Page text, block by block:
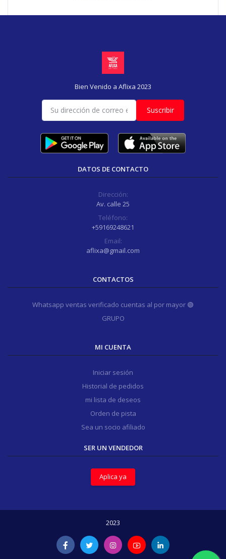
Bien Venido a Aflixa 2023
Suscribir
DATOS DE CONTACTO
Dirección:
Av. calle 25
Teléfono:
+59169248621
Email:
aflixa@gmail.com
CONTACTOS
Whatsapp ventas verificado cuentas al por mayor 🟢
GRUPO
MI CUENTA
Iniciar sesión
Historial de pedidos
mi lista de deseos
Orden de pista
Sea un socio afiliado
SER UN VENDEDOR
Aplica ya
2023